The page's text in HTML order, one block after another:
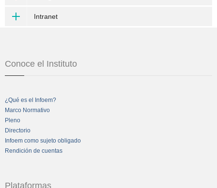
Intranet
Conoce el Instituto
¿Qué es el Infoem?
Marco Normativo
Pleno
Directorio
Infoem como sujeto obligado
Rendición de cuentas
Plataformas